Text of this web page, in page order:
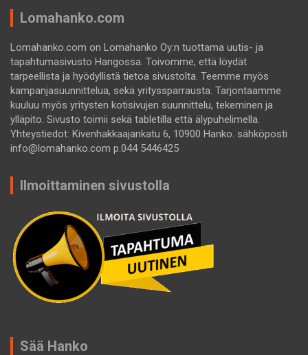
Lomahanko.com
Lomahanko.com on Lomahanko Oy:n tuottama uutis- ja
tapahtumasivusto Hangossa. Toivomme, että löydät
tarpeellista ja hyödyllistä tietoa sivustolta. Teemme myös
kampanjasuunnittelua, sekä yrityssparrausta. Tarjontaamme
kuuluu myös yritysten kotisivujen suunnittelu, tekeminen ja
ylläpito. Sivusto toimii sekä tabletilla että älypuhelimella.
Yhteystiedot: Kivenhakkaajankatu 6, 10900 Hanko. sähköposti
info@lomahanko.com p.044 5446425
Ilmoittaminen sivustolla
Sää Hanko